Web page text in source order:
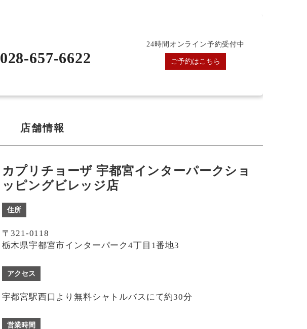
028-657-6622
24時間オンライン予約受付中
ご予約はこちら
店舗情報
カプリチョーザ 宇都宮インターパークショ
ッピングビレッジ店
住所
〒321-0118
栃木県宇都宮市インターパーク4丁目1番地3
アクセス
宇都宮駅西口より無料シャトルバスにて約30分
営業時間